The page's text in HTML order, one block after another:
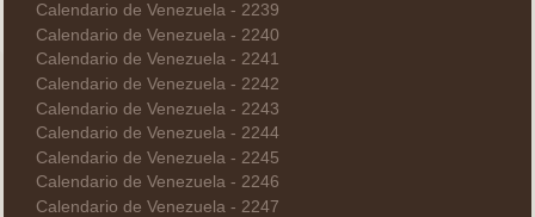
Calendario de Venezuela - 2239
Calendario de Venezuela - 2240
Calendario de Venezuela - 2241
Calendario de Venezuela - 2242
Calendario de Venezuela - 2243
Calendario de Venezuela - 2244
Calendario de Venezuela - 2245
Calendario de Venezuela - 2246
Calendario de Venezuela - 2247